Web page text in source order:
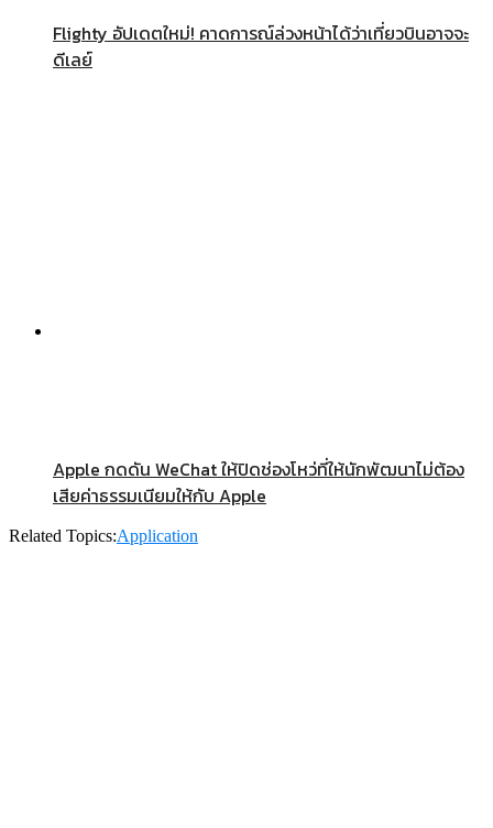
Flighty อัปเดตใหม่! คาดการณ์ล่วงหน้าได้ว่าเที่ยวบินอาจจะ
ดีเลย์
Apple กดดัน WeChat ให้ปิดช่องโหว่ที่ให้นักพัฒนาไม่ต้อง
เสียค่าธรรมเนียมให้กับ Apple
Related Topics:Application